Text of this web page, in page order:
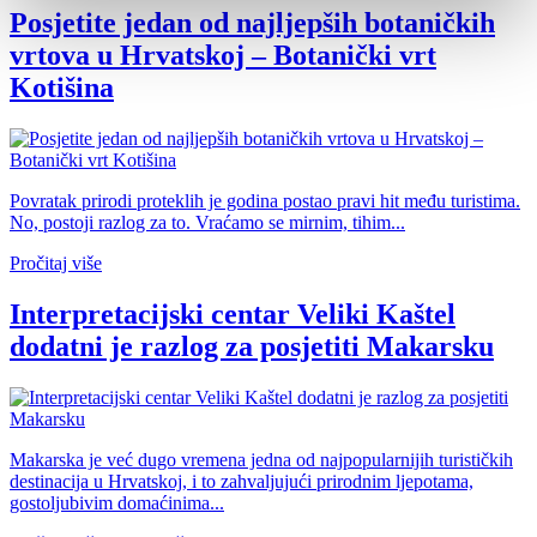
Posjetite jedan od najljepših botaničkih
vrtova u Hrvatskoj – Botanički vrt
Kotišina
Povratak prirodi proteklih je godina postao pravi hit među turistima.
No, postoji razlog za to. Vraćamo se mirnim, tihim...
Pročitaj više
Interpretacijski centar Veliki Kaštel
dodatni je razlog za posjetiti Makarsku
Makarska je već dugo vremena jedna od najpopularnijih turističkih
destinacija u Hrvatskoj, i to zahvaljujući prirodnim ljepotama,
gostoljubivim domaćinima...